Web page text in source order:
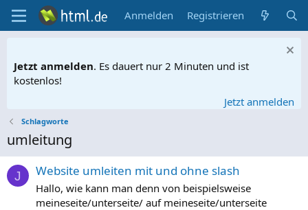
Anmelden Registrieren
Jetzt anmelden. Es dauert nur 2 Minuten und ist
kostenlos!
Jetzt anmelden
Schlagworte
umleitung
J Website umleiten mit und ohne slash
Hallo, wie kann man denn von beispielsweise
meineseite/unterseite/ auf meineseite/unterseite